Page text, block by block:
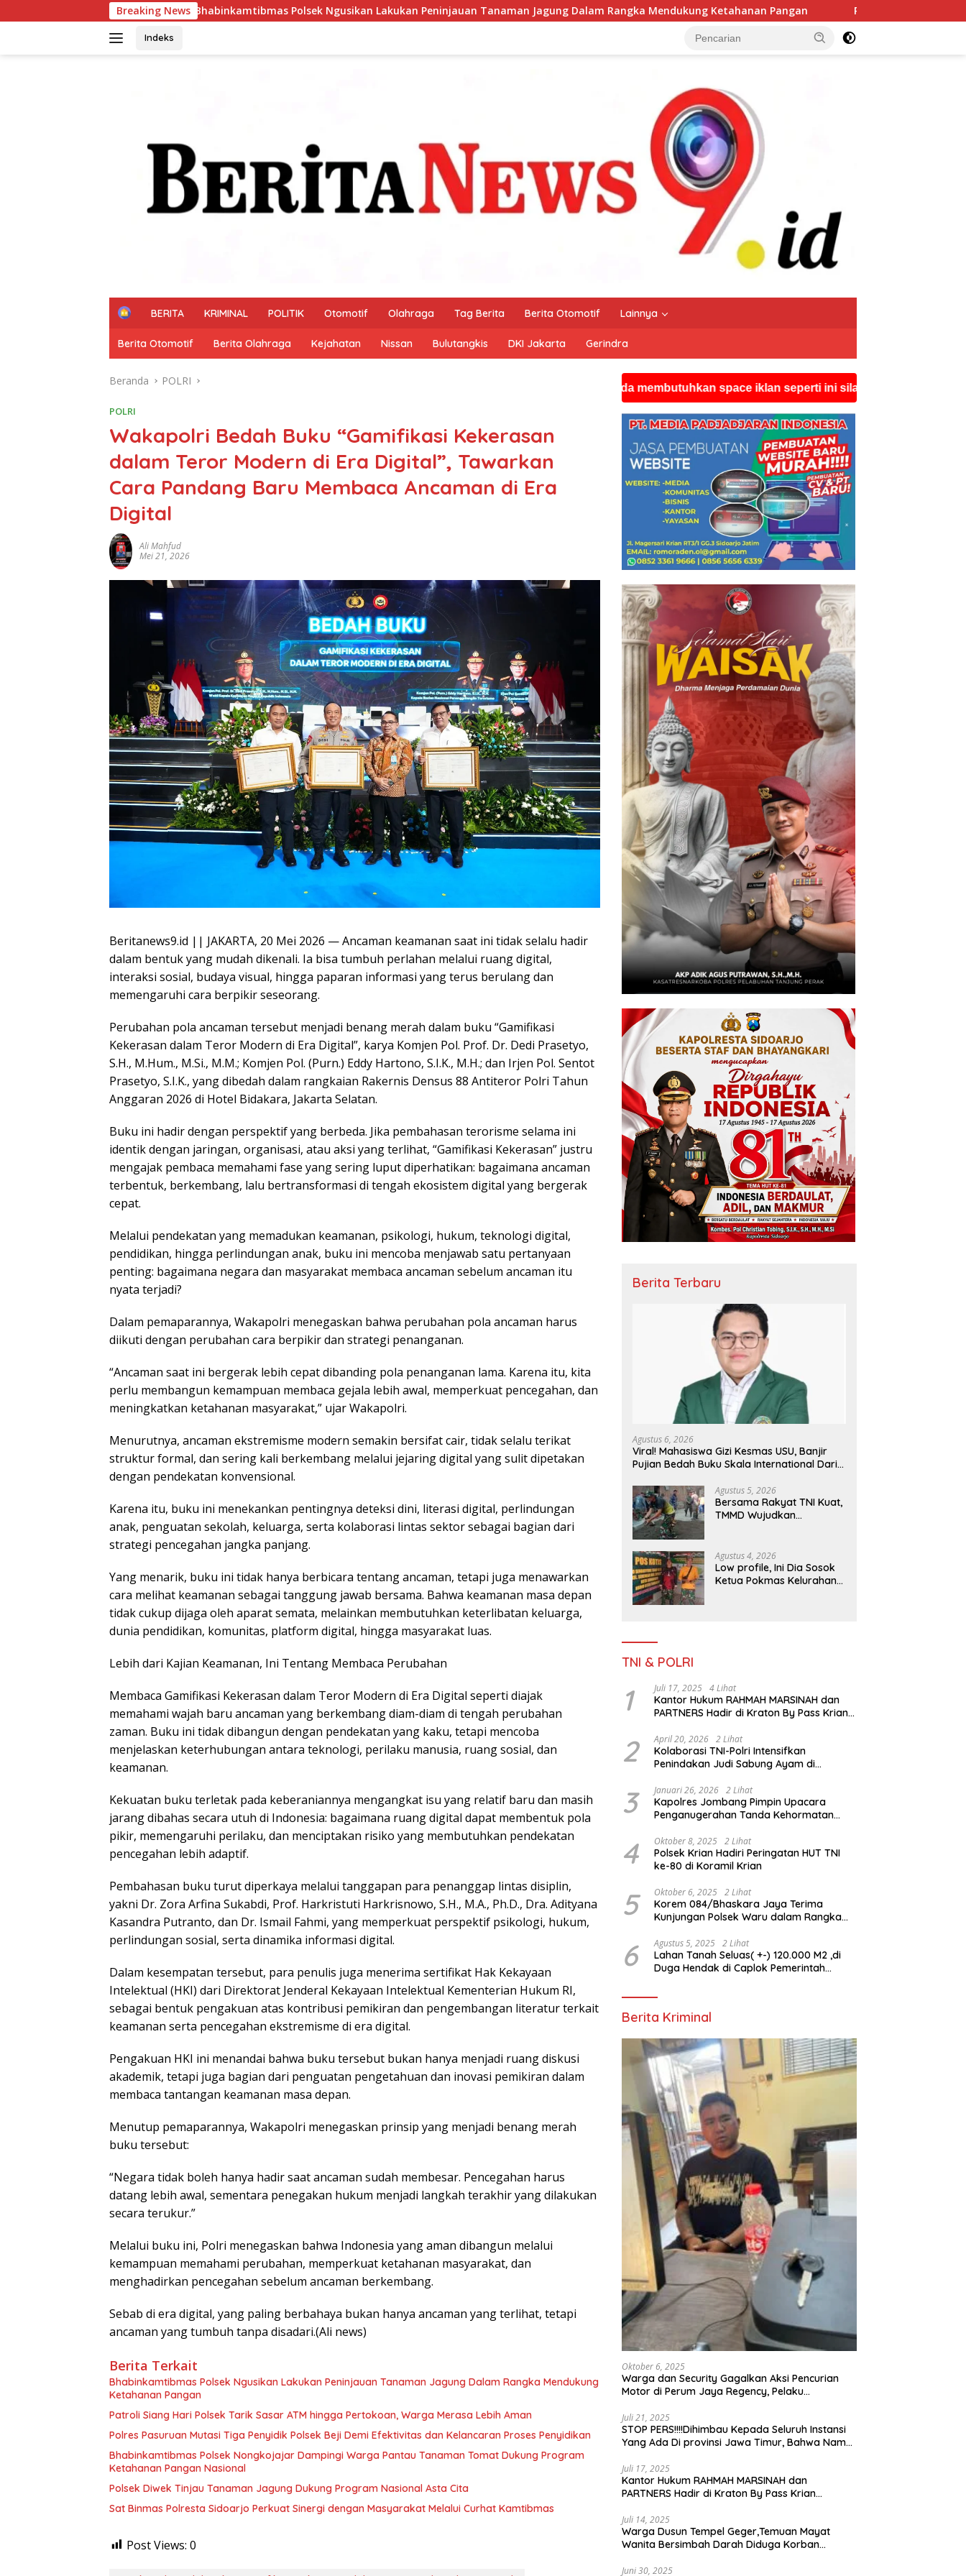
ke
Breaking News
Bhabinkamtibmas Polsek Ngusikan Lakukan Peninjauan Tanaman Jagung Dalam Rangka Mendukung Ketahanan Pangan Patroli Siang Hari Polsek Tarik Sasar ATM
Indeks
H
m
e
BERITA KRIMINAL POLITIK Otomotif Olahraga Tag Berita Berita Otomotif Lainnya
Berita Otomotif Berita Olahraga Kejahatan Nissan Bulutangkis DKI Jakarta Gerindra
Beranda POLRI
POLRI
Wakapolri Bedah Buku “Gamifikasi Kekerasan
dalam Teror Modern di Era Digital”, Tawarkan
Cara Pandang Baru Membaca Ancaman di Era
Digital
Ali Mahfud
Mei 21, 2026
Beritanews9.id || JAKARTA, 20 Mei 2026 — Ancaman keamanan saat ini tidak selalu hadir
dalam bentuk yang mudah dikenali. Ia bisa tumbuh perlahan melalui ruang digital,
interaksi sosial, budaya visual, hingga paparan informasi yang terus berulang dan
memengaruhi cara berpikir seseorang.
Perubahan pola ancaman tersebut menjadi benang merah dalam buku “Gamifikasi
Kekerasan dalam Teror Modern di Era Digital”, karya Komjen Pol. Prof. Dr. Dedi Prasetyo,
S.H., M.Hum., M.Si., M.M.; Komjen Pol. (Purn.) Eddy Hartono, S.I.K., M.H.; dan Irjen Pol. Sentot
Prasetyo, S.I.K., yang dibedah dalam rangkaian Rakernis Densus 88 Antiteror Polri Tahun
Anggaran 2026 di Hotel Bidakara, Jakarta Selatan.
Buku ini hadir dengan perspektif yang berbeda. Jika pembahasan terorisme selama ini
identik dengan jaringan, organisasi, atau aksi yang terlihat, “Gamifikasi Kekerasan” justru
mengajak pembaca memahami fase yang sering luput diperhatikan: bagaimana ancaman
terbentuk, berkembang, lalu bertransformasi di tengah ekosistem digital yang bergerak
cepat.
Melalui pendekatan yang memadukan keamanan, psikologi, hukum, teknologi digital,
pendidikan, hingga perlindungan anak, buku ini mencoba menjawab satu pertanyaan
penting: bagaimana negara dan masyarakat membaca ancaman sebelum ancaman itu
nyata terjadi?
Dalam pemaparannya, Wakapolri menegaskan bahwa perubahan pola ancaman harus
diikuti dengan perubahan cara berpikir dan strategi penanganan.
“Ancaman saat ini bergerak lebih cepat dibanding pola penanganan lama. Karena itu, kita
perlu membangun kemampuan membaca gejala lebih awal, memperkuat pencegahan, dan
meningkatkan ketahanan masyarakat,” ujar Wakapolri.
Menurutnya, ancaman ekstremisme modern semakin bersifat cair, tidak selalu terikat
struktur formal, dan sering kali berkembang melalui jejaring digital yang sulit dipetakan
dengan pendekatan konvensional.
Karena itu, buku ini menekankan pentingnya deteksi dini, literasi digital, perlindungan
anak, penguatan sekolah, keluarga, serta kolaborasi lintas sektor sebagai bagian dari
strategi pencegahan jangka panjang.
Yang menarik, buku ini tidak hanya berbicara tentang ancaman, tetapi juga menawarkan
cara melihat keamanan sebagai tanggung jawab bersama. Bahwa keamanan masa depan
tidak cukup dijaga oleh aparat semata, melainkan membutuhkan keterlibatan keluarga,
dunia pendidikan, komunitas, platform digital, hingga masyarakat luas.
Lebih dari Kajian Keamanan, Ini Tentang Membaca Perubahan
Membaca Gamifikasi Kekerasan dalam Teror Modern di Era Digital seperti diajak
memahami wajah baru ancaman yang berkembang diam-diam di tengah perubahan
zaman. Buku ini tidak dibangun dengan pendekatan yang kaku, tetapi mencoba
menjelaskan keterhubungan antara teknologi, perilaku manusia, ruang sosial, dan
keamanan.
Kekuatan buku terletak pada keberaniannya mengangkat isu yang relatif baru dan masih
jarang dibahas secara utuh di Indonesia: bagaimana ruang digital dapat membentuk pola
pikir, memengaruhi perilaku, dan menciptakan risiko yang membutuhkan pendekatan
pencegahan lebih adaptif.
Pembahasan buku turut diperkaya melalui tanggapan para penanggap lintas disiplin,
yakni Dr. Zora Arfina Sukabdi, Prof. Harkristuti Harkrisnowo, S.H., M.A., Ph.D., Dra. Adityana
Kasandra Putranto, dan Dr. Ismail Fahmi, yang memperkuat perspektif psikologi, hukum,
perlindungan sosial, serta dinamika informasi digital.
Dalam kesempatan tersebut, para penulis juga menerima sertifikat Hak Kekayaan
Intelektual (HKI) dari Direktorat Jenderal Kekayaan Intelektual Kementerian Hukum RI,
sebagai bentuk pengakuan atas kontribusi pemikiran dan pengembangan literatur terkait
keamanan serta pencegahan ekstremisme di era digital.
Pengakuan HKI ini menandai bahwa buku tersebut bukan hanya menjadi ruang diskusi
akademik, tetapi juga bagian dari penguatan pengetahuan dan inovasi pemikiran dalam
membaca tantangan keamanan masa depan.
Menutup pemaparannya, Wakapolri menegaskan prinsip yang menjadi benang merah
buku tersebut:
“Negara tidak boleh hanya hadir saat ancaman sudah membesar. Pencegahan harus
datang lebih awal, sementara penegakan hukum menjadi langkah terakhir yang dilakukan
secara terukur.”
Melalui buku ini, Polri menegaskan bahwa Indonesia yang aman dibangun melalui
kemampuan memahami perubahan, memperkuat ketahanan masyarakat, dan
menghadirkan pencegahan sebelum ancaman berkembang.
Sebab di era digital, yang paling berbahaya bukan hanya ancaman yang terlihat, tetapi
ancaman yang tumbuh tanpa disadari.(Ali news)
Berita Terkait
Bhabinkamtibmas Polsek Ngusikan Lakukan Peninjauan Tanaman Jagung Dalam Rangka Mendukung
Ketahanan Pangan
Patroli Siang Hari Polsek Tarik Sasar ATM hingga Pertokoan, Warga Merasa Lebih Aman
Polres Pasuruan Mutasi Tiga Penyidik Polsek Beji Demi Efektivitas dan Kelancaran Proses Penyidikan
Bhabinkamtibmas Polsek Nongkojajar Dampingi Warga Pantau Tanaman Tomat Dukung Program
Ketahanan Pangan Nasional
Polsek Diwek Tinjau Tanaman Jagung Dukung Program Nasional Asta Cita
Sat Binmas Polresta Sidoarjo Perkuat Sinergi dengan Masyarakat Melalui Curhat Kamtibmas
Post Views: 0
Jika anda membutuhkan space iklan seperti ini silahkan hubungi watsapp
Berita Terbaru
Agustus 6, 2026
Viral! Mahasiswa Gizi Kesmas USU, Banjir
Pujian Bedah Buku Skala International Dari
Agustus 5, 2026
Bersama Rakyat TNI Kuat,
TMMD Wujudkan
Ketahanan Nasional di
Daerah.
Agustus 4, 2026
Low profile, Ini Dia Sosok
Ketua Pokmas Kelurahan
TNI & POLRI
1 Juli 17, 2025 4 Lihat
Kantor Hukum RAHMAH MARSINAH dan
PARTNERS Hadir di Kraton By Pass Krian
2 April 20, 2026 2 Lihat
Kolaborasi TNI-Polri Intensifkan
Penindakan Judi Sabung Ayam di
3 Januari 26, 2026 2 Lihat
Kapolres Jombang Pimpin Upacara
Penganugerahan Tanda Kehormatan
Polri
4 Oktober 8, 2025 2 Lihat
Polsek Krian Hadiri Peringatan HUT TNI
ke-80 di Koramil Krian
5 Oktober 6, 2025 2 Lihat
Korem 084/Bhaskara Jaya Terima
Kunjungan Polsek Waru dalam Rangka
6 Agustus 5, 2025 2 Lihat
Lahan Tanah Seluas( +-) 120.000 M2 ,di
Duga Hendak di Caplok Pemerintah
Berita Kriminal
Oktober 6, 2025
Warga dan Security Gagalkan Aksi Pencurian
Motor di Perum Jaya Regency, Pelaku
Juli 21, 2025
STOP PERS!!!!Dihimbau Kepada Seluruh Instansi
Yang Ada Di provinsi Jawa Timur, Bahwa Nama
Beritanews9.id
Juli 17, 2025
Kantor Hukum RAHMAH MARSINAH dan
PARTNERS Hadir di Kraton By Pass Krian
Juli 14, 2025
Warga Dusun Tempel Geger,Temuan Mayat
Wanita Bersimbah Darah Diduga Korban
Juni 30, 2025